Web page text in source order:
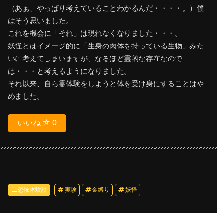
（あぁ、やっぱり考えていることわかるんだ・・・・。）僕
はそう思いました。
これを機会に「それ」は現れなくなりました・・・。
妖怪とはイメージ的に「生身の肉体を持っている生物」みた
いに考えてしまいますが、なるほど霊的な存在なので
は・・・と考えるようになりました。
それ以来、自ら霊体験をしようと体を受け身にすることはや
めました。
いいね 0
恐怖体験談 実験 金縛り 妖怪